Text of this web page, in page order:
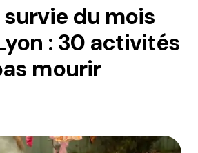
du mois
: 30 activités
mourir